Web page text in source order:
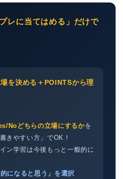
レに当てはめる」だけで
を決める＋POINTSから理
Noどちらの立場にするかを
きやすい方」でOK！
ン学習は今後もっと一般的に
になると思う」を選択